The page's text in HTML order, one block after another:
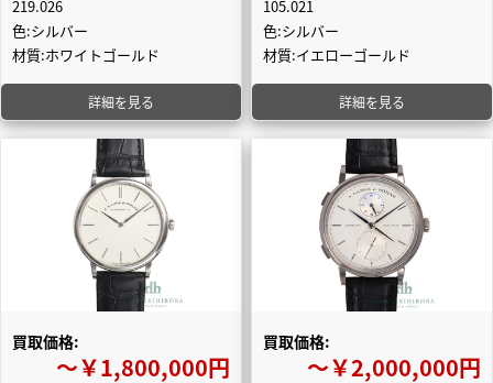
219.026
色:シルバー
材質:ホワイトゴールド
詳細を見る
105.021
色:シルバー
材質:イエローゴールド
詳細を見る
買取価格:
〜￥1,800,000円
買取価格:
〜￥2,000,000円